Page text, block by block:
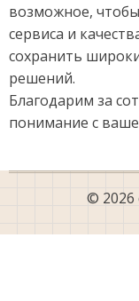
возможное,
сервиса и
сохранить
решений.
Благодарим за
понимание с
© 2026